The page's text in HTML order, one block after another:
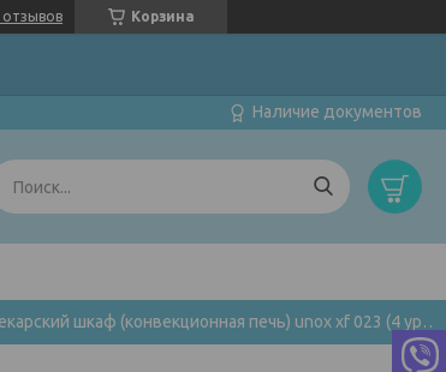
Корзина
отзывов
Наличие документов
Пекарский шкаф (конвекционная печь) unox xf 023 (4 уровня)